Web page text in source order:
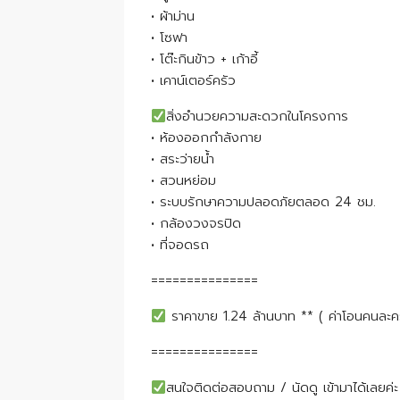
• ผ้าม่าน
• โซฟา
• โต๊ะกินข้าว + เก้าอี้
• เคาน์เตอร์ครัว
สิ่งอำนวยความสะดวกในโครงการ
• ห้องออกกำลังกาย
• สระว่ายน้ำ
• สวนหย่อม
• ระบบรักษาความปลอดภัยตลอด 24 ชม.
• กล้องวงจรปิด
• ที่จอดรถ
===============
ราคาขาย 1.24 ล้านบาท ** ( ค่าโอนคนละ
===============
สนใจติดต่อสอบถาม / นัดดู เข้ามาได้เลยค่ะ